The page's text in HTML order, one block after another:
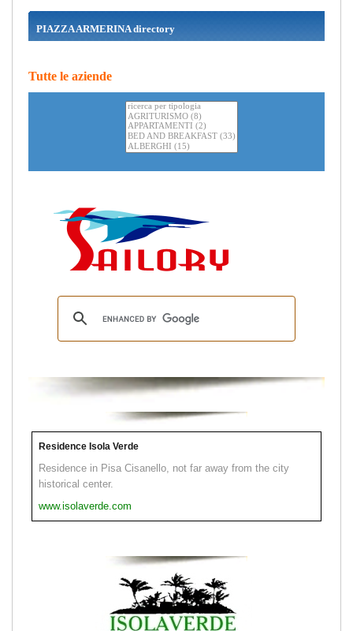
PIAZZA ARMERINA directory
Tutte le aziende
Residence Isola Verde
Residence in Pisa Cisanello, not far away from the city
historical center.
www.isolaverde.com